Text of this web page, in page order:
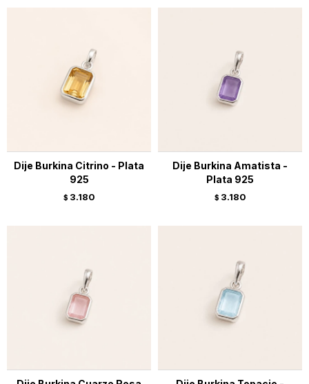
Dije Burkina Citrino - Plata
925
$ 3.180
Dije Burkina Amatista -
Plata 925
$ 3.180